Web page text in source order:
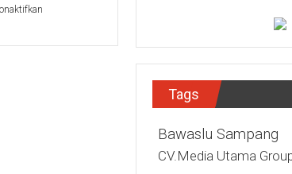
pada
Tags
Bawaslu Sampang
CV.Media Utama